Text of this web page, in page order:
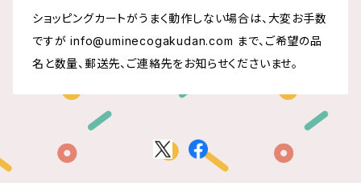
ショッピングカートがうまく動作しない場合は、大変お手数
ですがinfo@uminecogakudan.com まで、ご希望の品
名と数量、郵送先、ご連絡先をお知らせくださいませ。